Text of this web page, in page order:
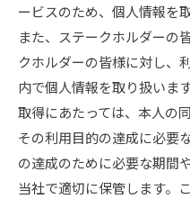
ービスのため、個人情報を
また、ステークホルダーの
クホルダーの皆様に対し、
内で個人情報を取り扱います
取得にあたっては、本人の
その利用目的の達成に必要
の達成のために必要な期間
当社で適切に保管します。